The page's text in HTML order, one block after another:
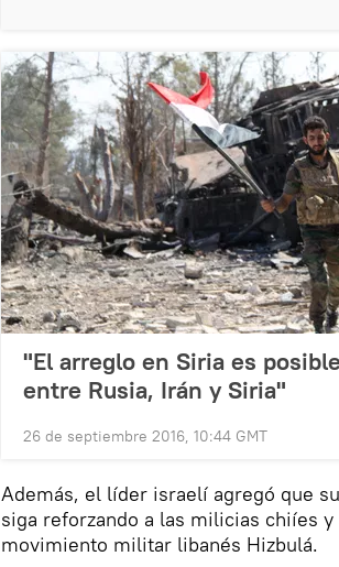
"El arreglo en Siria es
entre Rusia, Irán y Siria"
26 de septiembre 2016, 10:44 GMT
Además, el líder israelí agregó que
siga reforzando a las milicias chiíes
movimiento militar libanés Hizbulá.